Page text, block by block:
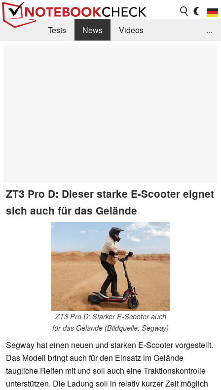
Tests News
Videos
...
ZT3 Pro D: Dieser starke E-Scooter eignet
sich auch für das Gelände
ZT3 Pro D: Starker E-Scooter auch
für das Gelände (Bildquelle: Segway)
Segway hat einen neuen und starken E-Scooter vorgestellt.
Das Modell bringt auch für den Einsatz im Gelände
taugliche Reifen mit und soll auch eine Traktionskontrolle
unterstützen. Die Ladung soll in relativ kurzer Zeit möglich